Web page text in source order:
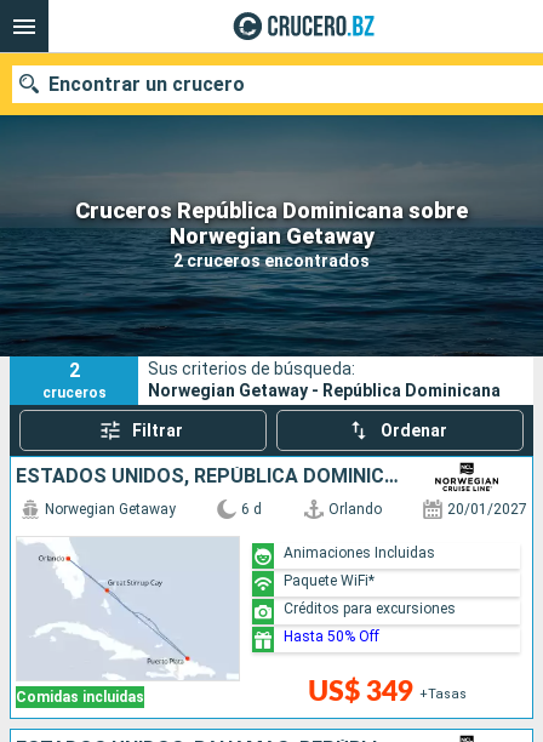
Cruceros República Dominicana sobre
Norwegian Getaway
2 cruceros encontrados
Encontrar un crucero
Nuestros destinos
Fecha de salida
Puertos Compañías
Buscar
2
cruceros
Sus criterios de búsqueda:
Norwegian Getaway - República Dominicana
Filtrar Ordenar
ESTADOS UNIDOS, REPÚBLICA DOMINICANA, BAHAMAS
Comidas incluidas
Norwegian Getaway 6 d Orlando 20/01/2027
US$ 349 +Tasas
Animaciones Incluidas
Paquete WiFi*
Créditos para excursiones
Hasta 50% Off